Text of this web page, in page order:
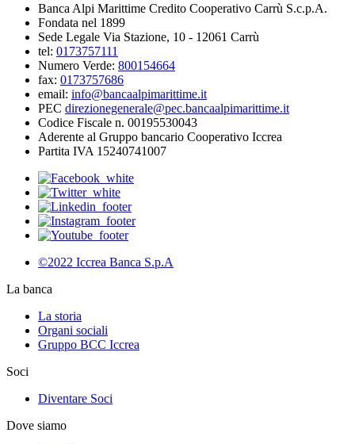
Banca Alpi Marittime Credito Cooperativo Carrù S.c.p.A.
Fondata nel 1899
Sede Legale Via Stazione, 10 - 12061 Carrù
tel: 0173757111
Numero Verde: 800154664
fax: 0173757686
email: info@bancaalpimarittime.it
PEC direzionegenerale@pec.bancaalpimarittime.it
Codice Fiscale n. 00195530043
Aderente al Gruppo bancario Cooperativo Iccrea
Partita IVA 15240741007
©2022 Iccrea Banca S.p.A
La banca
La storia
Organi sociali
Gruppo BCC Iccrea
Soci
Diventare Soci
Dove siamo